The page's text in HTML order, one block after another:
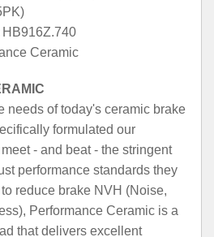
Ceramic
needs of today's ceramic brake
formulated our
- and beat - the stringent
performance standards they
reduce brake NVH (Noise,
Performance Ceramic is a
that delivers excellent